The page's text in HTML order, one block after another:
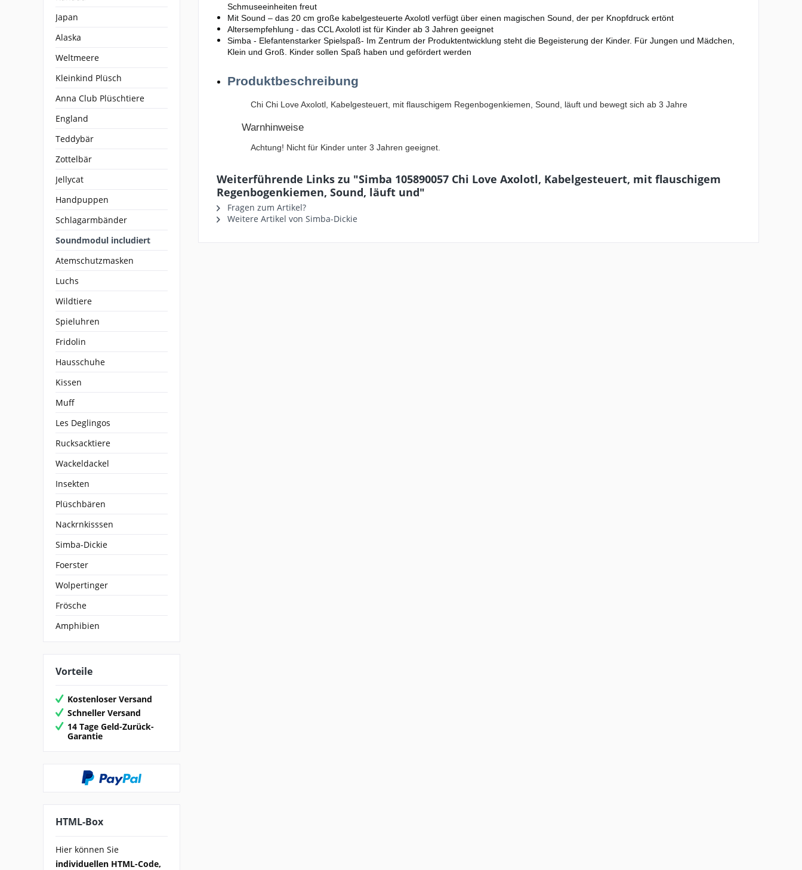
Japan
Alaska
Weltmeere
Kleinkind Plüsch
Anna Club Plüschtiere
England
Teddybär
Zottelbär
Jellycat
Handpuppen
Schlagarmbänder
Soundmodul includiert
Atemschutzmasken
Luchs
Wildtiere
Spieluhren
Fridolin
Hausschuhe
Kissen
Muff
Les Deglingos
Rucksacktiere
Wackeldackel
Insekten
Plüschbären
Nackrnkisssen
Simba-Dickie
Foerster
Wolpertinger
Frösche
Amphibien
Vorteile
Kostenloser Versand
Schneller Versand
14 Tage Geld-Zurück-
Garantie
HTML-Box
Hier können Sie
individuellen HTML-Code,
Schmuseeinheiten freut
Mit Sound – das 20 cm große kabelgesteuerte Axolotl verfügt über einen magischen Sound, der per Knopfdruck ertönt
Altersempfehlung - das CCL Axolotl ist für Kinder ab 3 Jahren geeignet
Simba - Elefantenstarker Spielspaß- Im Zentrum der Produktentwicklung steht die Begeisterung der Kinder. Für Jungen und Mädchen,
Klein und Groß. Kinder sollen Spaß haben und gefördert werden
Produktbeschreibung
Chi Chi Love Axolotl, Kabelgesteuert, mit flauschigem Regenbogenkiemen, Sound, läuft und bewegt sich ab 3 Jahre
Warnhinweise
Achtung! Nicht für Kinder unter 3 Jahren geeignet.
Weiterführende Links zu "Simba 105890057 Chi Love Axolotl, Kabelgesteuert, mit flauschigem
Regenbogenkiemen, Sound, läuft und"
Fragen zum Artikel?
Weitere Artikel von Simba-Dickie